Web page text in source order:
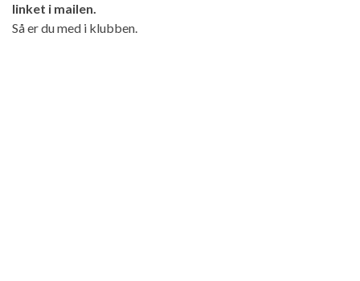
linket i mailen.
Så er du med i klubben.